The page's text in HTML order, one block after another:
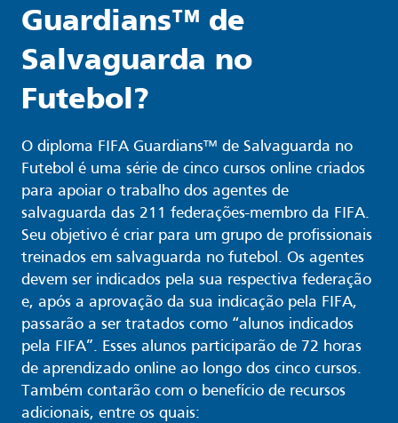
Guardians™ de
Salvaguarda no
Futebol?
O diploma FIFA Guardians™ de Salvaguarda no
Futebol é uma série de cinco cursos online criados
para apoiar o trabalho dos agentes de
salvaguarda das 211 federações-membro da FIFA.
Seu objetivo é criar para um grupo de profissionais
treinados em salvaguarda no futebol. Os agentes
devem ser indicados pela sua respectiva federação
e, após a aprovação da sua indicação pela FIFA,
passarão a ser tratados como “alunos indicados
pela FIFA”. Esses alunos participarão de 72 horas
de aprendizado online ao longo dos cinco cursos.
Também contarão com o benefício de recursos
adicionais, entre os quais: